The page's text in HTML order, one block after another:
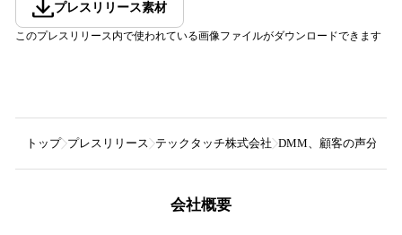
プレスリリース素材
このプレスリリース内で使われている画像ファイルがダウンロードできます
トップ プレスリリース テックタッチ株式会社 DMM、顧客の声分析
会社概要